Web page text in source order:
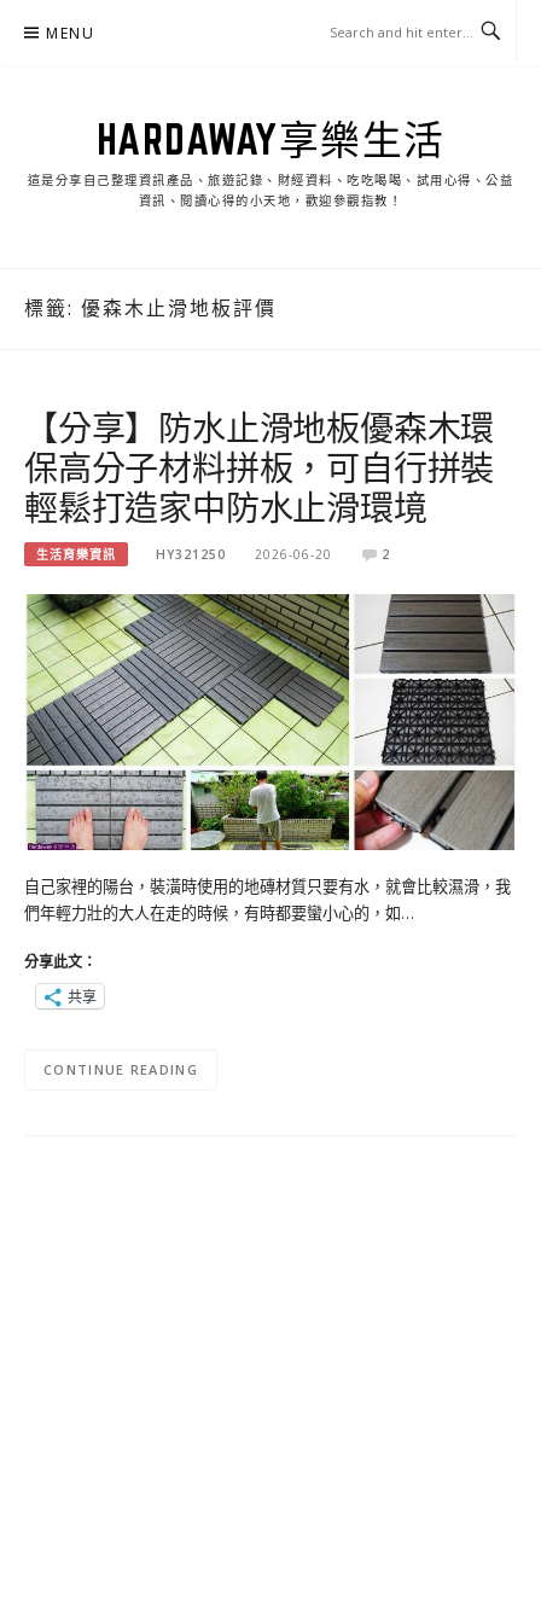
MENU
HARDAWAY享樂生活
這是分享自己整理資訊產品、旅遊記錄、財經資料、吃吃喝喝、試用心得、公益
資訊、閱讀心得的小天地，歡迎參觀指教！
標籤: 優森木止滑地板評價
【分享】防水止滑地板優森木環
保高分子材料拼板，可自行拼裝
輕鬆打造家中防水止滑環境
生活育樂資訊 HY321250 2026-06-20 2
自己家裡的陽台，裝潢時使用的地磚材質只要有水，就會比較濕滑，我
們年輕力壯的大人在走的時候，有時都要蠻小心的，如…
分享此文：
共享
CONTINUE READING